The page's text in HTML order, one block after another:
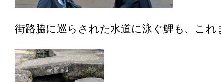
街路脇に巡らされた水道に泳ぐ鯉も、これ